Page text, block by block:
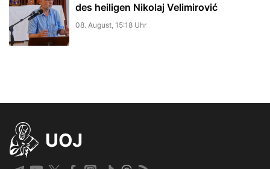
des heiligen Nikolaj Velimirović
08. August, 15:18 Uhr
UOJ